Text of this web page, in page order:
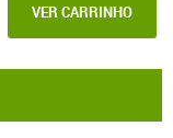
VER CARRINHO